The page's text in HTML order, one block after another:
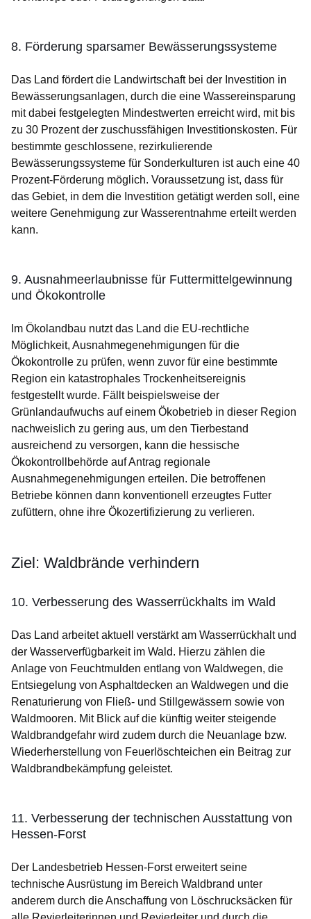
8. Förderung sparsamer Bewässerungssysteme
Das Land fördert die Landwirtschaft bei der Investition in
Bewässerungsanlagen, durch die eine Wassereinsparung
mit dabei festgelegten Mindestwerten erreicht wird, mit bis
zu 30 Prozent der zuschussfähigen Investitionskosten. Für
bestimmte geschlossene, rezirkulierende
Bewässerungssysteme für Sonderkulturen ist auch eine 40
Prozent-Förderung möglich. Voraussetzung ist, dass für
das Gebiet, in dem die Investition getätigt werden soll, eine
weitere Genehmigung zur Wasserentnahme erteilt werden
kann.
9. Ausnahmeerlaubnisse für Futtermittelgewinnung
und Ökokontrolle
Im Ökolandbau nutzt das Land die EU-rechtliche
Möglichkeit, Ausnahmegenehmigungen für die
Ökokontrolle zu prüfen, wenn zuvor für eine bestimmte
Region ein katastrophales Trockenheitsereignis
festgestellt wurde. Fällt beispielsweise der
Grünlandaufwuchs auf einem Ökobetrieb in dieser Region
nachweislich zu gering aus, um den Tierbestand
ausreichend zu versorgen, kann die hessische
Ökokontrollbehörde auf Antrag regionale
Ausnahmegenehmigungen erteilen. Die betroffenen
Betriebe können dann konventionell erzeugtes Futter
zufüttern, ohne ihre Ökozertifizierung zu verlieren.
Ziel: Waldbrände verhindern
10. Verbesserung des Wasserrückhalts im Wald
Das Land arbeitet aktuell verstärkt am Wasserrückhalt und
der Wasserverfügbarkeit im Wald. Hierzu zählen die
Anlage von Feuchtmulden entlang von Waldwegen, die
Entsiegelung von Asphaltdecken an Waldwegen und die
Renaturierung von Fließ- und Stillgewässern sowie von
Waldmooren. Mit Blick auf die künftig weiter steigende
Waldbrandgefahr wird zudem durch die Neuanlage bzw.
Wiederherstellung von Feuerlöschteichen ein Beitrag zur
Waldbrandbekämpfung geleistet.
11. Verbesserung der technischen Ausstattung von
Hessen-Forst
Der Landesbetrieb Hessen-Forst erweitert seine
technische Ausrüstung im Bereich Waldbrand unter
anderem durch die Anschaffung von Löschrucksäcken für